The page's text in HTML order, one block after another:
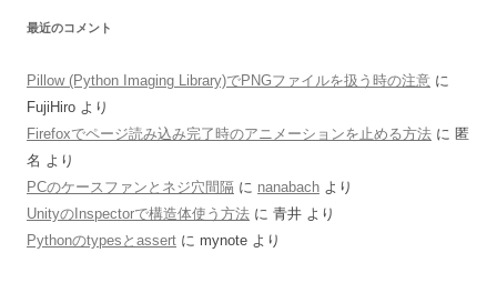
最近のコメント
Pillow (Python Imaging Library)でPNGファイルを扱う時の注意 に
FujiHiro より
Firefoxでページ読み込み完了時のアニメーションを止める方法 に 匿
名 より
PCのケースファンとネジ穴間隔 に nanabach より
UnityのInspectorで構造体使う方法 に 青井 より
Pythonのtypesとassert に mynote より